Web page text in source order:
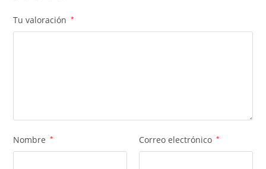
Tu valoración *
Nombre * Correo electrónico *